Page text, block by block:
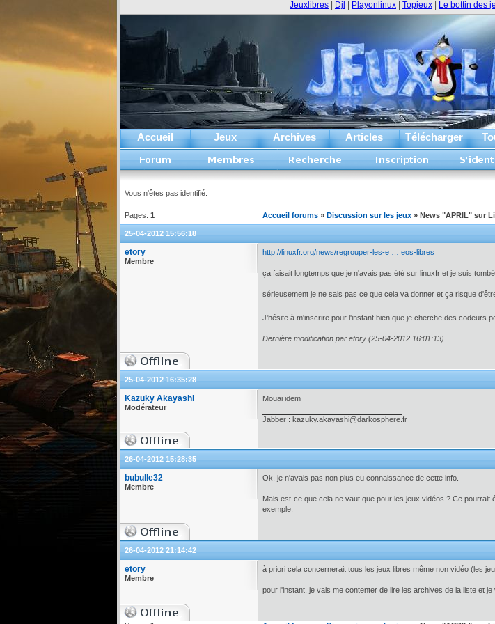
Accueil Jeux Archives Articles Télécharger
Jeuxlibres Djl Playonlinux Topjeux Le bottin des
Vous n'êtes pas identifié.
Pages: 1 Accueil forums » Discussion sur les jeux » News "APRIL" sur
25-04-2012 15:56:18
etory
Membre
http://linuxfr.org/news/regrouper-les-e … eos-libres
ça faisait longtemps que je n'avais pas été sur linuxfr et je suis
sérieusement je ne sais pas ce que cela va donner et ça risque
J'hésite à m'inscrire pour l'instant bien que je cherche des codeurs
Dernière modification par etory (25-04-2012 16:01:13)
25-04-2012 16:35:28
Kazuky Akayashi
Modérateur
Mouai idem
Jabber : kazuky.akayashi@darkosphere.fr
26-04-2012 15:28:35
bubulle32
Membre
Ok, je n'avais pas non plus eu connaissance de cette info.
Mais est-ce que cela ne vaut que pour les jeux vidéos ? Ce
exemple.
26-04-2012 21:14:42
etory
Membre
à priori cela concernerait tous les jeux libres même non vidéo (les
pour l'instant, je vais me contenter de lire les archives de la liste et